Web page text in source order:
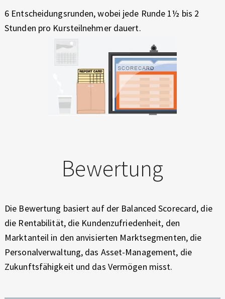
6 Entscheidungsrunden, wobei jede Runde 1½ bis 2
Stunden pro Kursteilnehmer dauert.
Bewertung
Die Bewertung basiert auf der Balanced Scorecard, die
die Rentabilität, die Kundenzufriedenheit, den
Marktanteil in den anvisierten Marktsegmenten, die
Personalverwaltung, das Asset-Management, die
Zukunftsfähigkeit und das Vermögen misst.